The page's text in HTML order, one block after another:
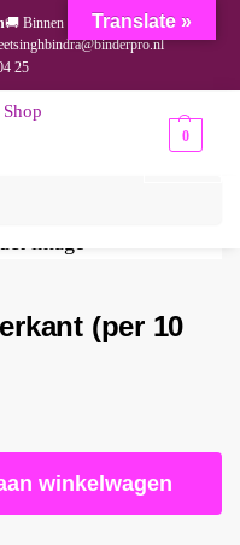
🚚 Binnen 1-3 dagen geleverd
25
0
(per 10
winkelwagen
Translate »